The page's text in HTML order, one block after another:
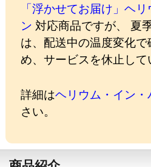
「浮かせてお届け」ヘ
ン 対応商品ですが、 夏
は、配送中の温度変化
め、サービスを休止して
詳細はヘリウム・イン・
さい。